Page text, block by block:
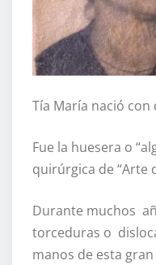
Tía María nació
Fue la huesera o
quirúrgica de “Arte
Durante muchos
torceduras o
manos de esta